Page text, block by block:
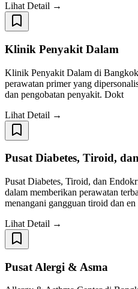
Lihat Detail →
Klinik Penyakit Dalam
Klinik Penyakit Dalam di
perawatan primer yang
dan pengobatan penyakit. Dokt
Lihat Detail →
Pusat Diabetes, Tiroid,
Pusat Diabetes, Tiroid, dan
dalam memberikan perawatan
menangani gangguan tiroid dan en
Lihat Detail →
Pusat Alergi & Asma